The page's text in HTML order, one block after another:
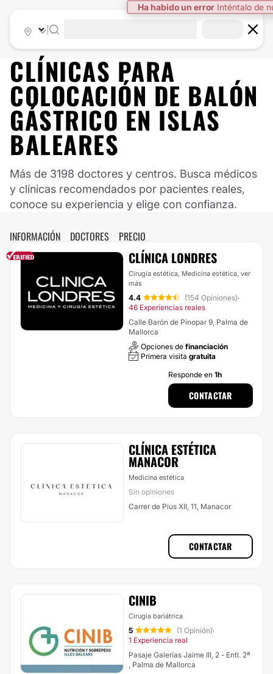
Ha habido un error Inténtalo de
CLÍNICAS PARA
COLOCACIÓN DE BALÓN
GÁSTRICO EN ISLAS
BALEARES
Más de 3198 doctores y centros. Busca médicos
y clínicas recomendados por pacientes reales,
conoce su experiencia y elige con confianza.
INFORMACIÓN DOCTORES PRECIO
CLÍNICA LONDRES
Cirugía estética, Medicina estética, ver
más
4.4 (154 Opiniones)·
46 Experiencias reales
Calle Barón de Pinopar 9, Palma de
Mallorca
Opciones de financiación
Primera visita gratuita
Responde en 1h
CONTACTAR
CLÍNICA ESTÉTICA
MANACOR
Medicina estética
Sin opiniones
Carrer de Pius XII, 11, Manacor
CONTACTAR
CINIB
Cirugía bariátrica
5 (1 Opinión)·
1 Experiencia real
Pasaje Galerías Jaime III, 2 - Entl. 2ª
, Palma de Mallorca